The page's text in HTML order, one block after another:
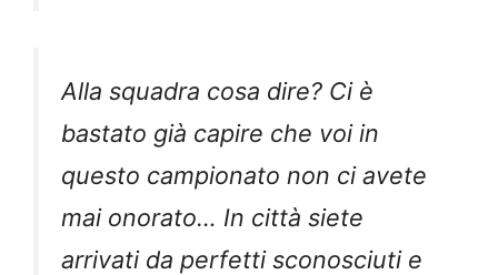
Alla squadra cosa dire? Ci è
bastato già capire che voi in
questo campionato non ci avete
mai onorato… In città siete
arrivati da perfetti sconosciuti e